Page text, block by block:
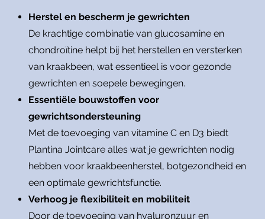
Herstel en bescherm je gewrichten
De krachtige combinatie van glucosamine en
chondroïtine helpt bij het herstellen en versterken
van kraakbeen, wat essentieel is voor gezonde
gewrichten en soepele bewegingen.
Essentiële bouwstoffen voor
gewrichtsondersteuning
Met de toevoeging van vitamine C en D3 biedt
Plantina Jointcare alles wat je gewrichten nodig
hebben voor kraakbeenherstel, botgezondheid en
een optimale gewrichtsfunctie.
Verhoog je flexibiliteit en mobiliteit
Door de toevoeging van hyaluronzuur en